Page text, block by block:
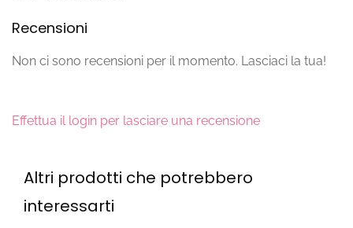
Recensioni
Non ci sono recensioni per il momento. Lasciaci la tua!
Effettua il login per lasciare una recensione
Altri prodotti che potrebbero
interessarti